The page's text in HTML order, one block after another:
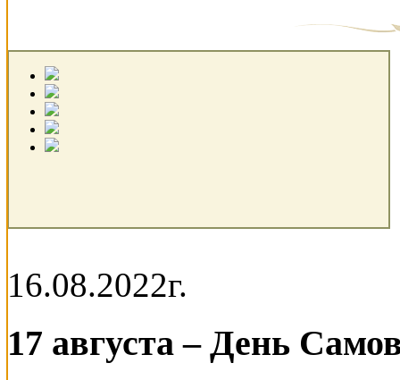
16.08.2022г.
17 августа – День